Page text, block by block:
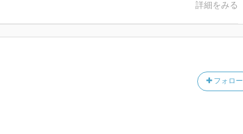
詳細をみる
フォロー